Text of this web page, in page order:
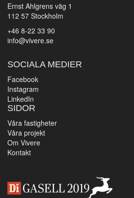
Ernst Ahlgrens väg 1
112 57 Stockholm
+46 8-22 33 90
info@vivere.se
SOCIALA MEDIER
Facebook
Instagram
LinkedIn
SIDOR
Våra fastigheter
Våra projekt
Om Vivere
Kontakt